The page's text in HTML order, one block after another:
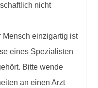
nicht
Mensch einzigartig ist
eines Spezialisten
Bitte wende
an einen Arzt